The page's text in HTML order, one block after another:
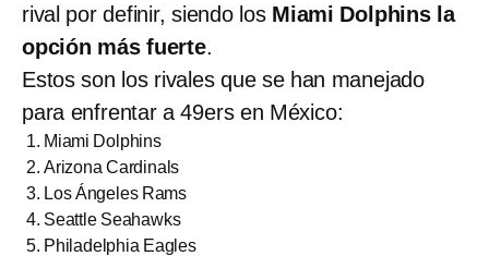
rival por definir, siendo los Miami Dolphins la
opción más fuerte.
Estos son los rivales que se han manejado
para enfrentar a 49ers en México:
Miami Dolphins
Arizona Cardinals
Los Ángeles Rams
Seattle Seahawks
Philadelphia Eagles